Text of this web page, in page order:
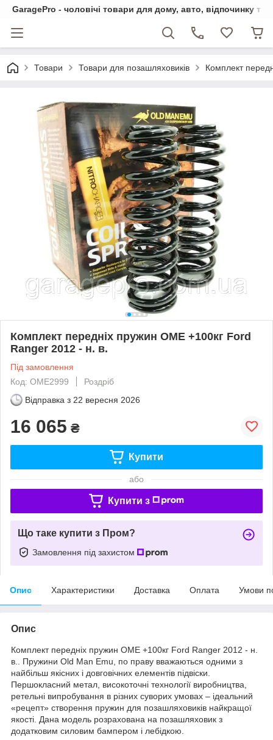
GaragePro - чоловічі товари для дому, авто, відпочинку та
Товари Товари для позашляховиків Комплект
Комплект передніх пружин OME +100кг Ford
Ranger 2012 - н. в.
Під замовлення
Код: OME2999
Роздріб
Відправка з 22 вересня 2026
16 065 ₴
Купити
або
Купити з
Що таке купити з Пром?
Замовлення під захистом
Опис Характеристики Доставка Оплата Умови
Опис
Комплект передніх пружин OME +100кг Ford Ranger 2012 - н.
в.. Пружини Old Man Emu, по праву вважаються одними з
найбільш якісних і довговічних елементів підвіски.
Першокласний метал, високоточні технології виробництва,
ретельні випробування в різних суворих умовах – ідеальний
«рецепт» створення пружин для позашляховиків найкращої
якості. Дана модель розрахована на позашляховик з
додатковим силовим бампером і лебідкою.